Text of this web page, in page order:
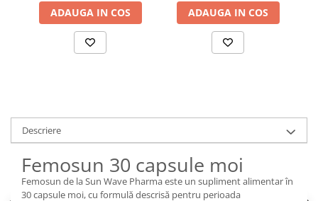
ADAUGA IN COS ADAUGA IN COS
Descriere
Femosun 30 capsule moi
Femosun de la Sun Wave Pharma este un supliment alimentar în
30 capsule moi, cu formulă descrisă pentru perioada